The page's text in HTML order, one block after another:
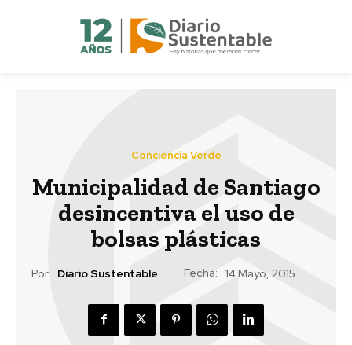
Conciencia Verde
Municipalidad de Santiago
desincentiva el uso de
bolsas plásticas
Por: Diario Sustentable Fecha: 14 Mayo, 2015